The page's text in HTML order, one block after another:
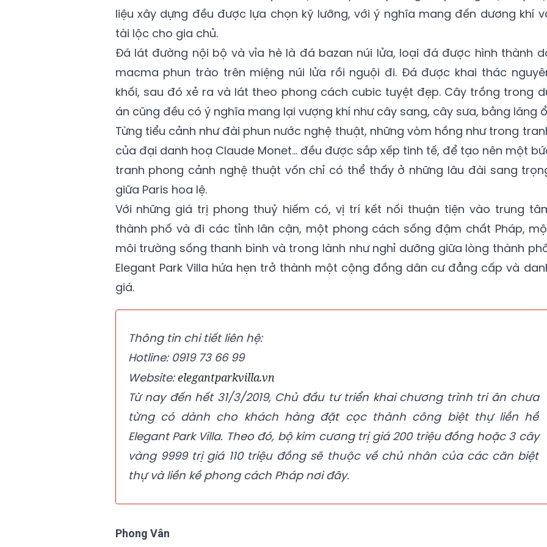
liệu xây dựng đều được lựa chọn kỹ lưỡng, với ý nghĩa mang đến dương khí
tài lộc cho gia chủ.
Đá lát đường nội bộ và vỉa hè là đá bazan núi lửa, loại đá được hình thành
macma phun trào trên miệng núi lửa rồi nguội đi. Đá được khai thác
khối, sau đó xẻ ra và lát theo phong cách cubic tuyệt đẹp. Cây trồng trong
án cũng đều có ý nghĩa mang lại vượng khí như cây sang, cây sưa, bằng lăng
Từng tiểu cảnh như đài phun nước nghệ thuật, những vòm hồng như trong
của đại danh hoạ Claude Monet… đều được sắp xếp tinh tế, để tạo nên một
tranh phong cảnh nghệ thuật vốn chỉ có thể thấy ở những lâu đài sang
giữa Paris hoa lệ.
Với những giá trị phong thuỷ hiếm có, vị trí kết nối thuận tiện vào trung
thành phố và đi các tỉnh lân cận, một phong cách sống đậm chất Pháp,
môi trường sống thanh bình và trong lành như nghỉ dưỡng giữa lòng thành
Elegant Park Villa hứa hẹn trở thành một cộng đồng dân cư đẳng cấp và
giá.
Thông tin chi tiết liên hệ:
Hotline: 0919 73 66 99
Website:elegantparkvilla.vn
Từ nay đến hết 31/3/2019, Chủ đầu tư triển khai chương trình tri ân chưa
từng có dành cho khách hàng đặt cọc thành công biệt thự liền hề
Elegant Park Villa. Theo đó, bộ kim cương trị giá 200 triệu đồng hoặc 3 cây
vàng 9999 trị giá 110 triệu đồng sẽ thuộc về chủ nhân của các căn biệt
thự và liền kề phong cách Pháp nơi đây.
Phong Vân